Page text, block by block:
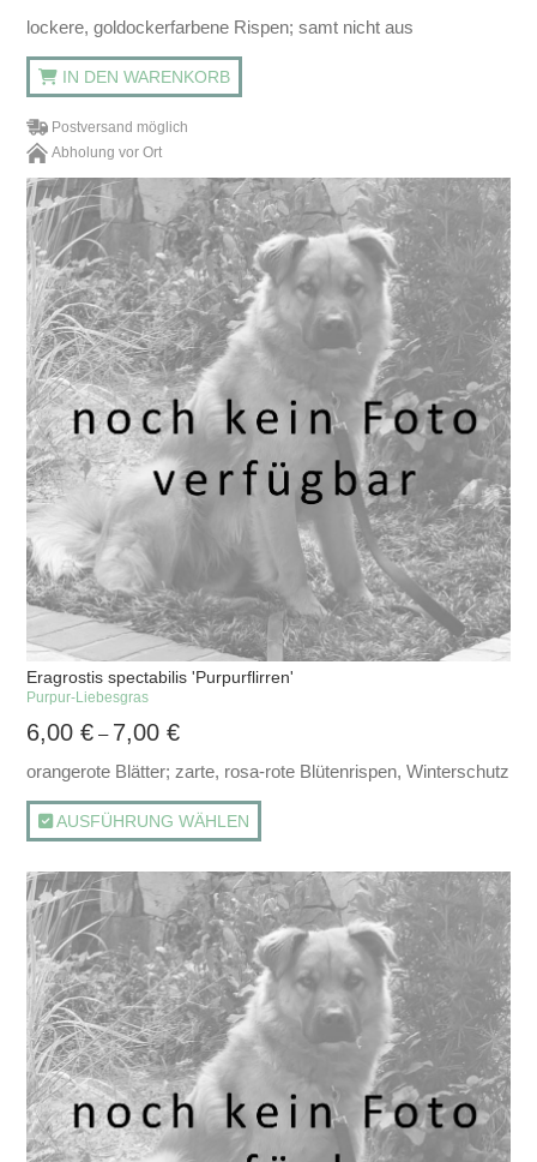
lockere, goldockerfarbene Rispen; samt nicht aus
IN DEN WARENKORB
Postversand möglich
Abholung vor Ort
Eragrostis spectabilis 'Purpurflirren'
Purpur-Liebesgras
6,00€ – 7,00€
orangerote Blätter; zarte, rosa-rote Blütenrispen, Winterschutz
AUSFÜHRUNG WÄHLEN